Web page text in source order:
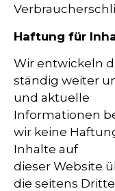
Haftung für
Wir entwickeln
ständig weiter
und aktuelle
Informationen
wir keine
Inhalte auf
dieser Website
die seitens